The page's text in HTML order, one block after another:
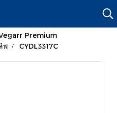
Premium
ฟ
CYDL3317C